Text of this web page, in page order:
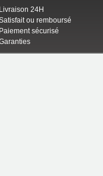
Livraison 24H
ou remboursé
Paiement sécurisé